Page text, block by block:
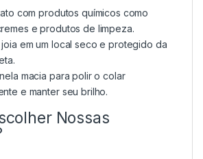
com produtos químicos como
e produtos de limpeza.
joia em um local seco e protegido da
macia para polir o colar
e manter seu brilho.
Nossas